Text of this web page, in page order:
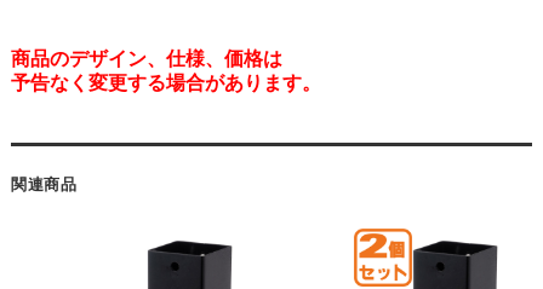
商品のデザイン、仕様、価格は
予告なく変更する場合があります。
関連商品